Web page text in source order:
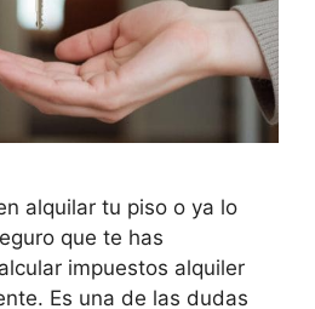
alquilar tu piso o ya lo
que te has
impuestos alquiler
Es una de las dudas